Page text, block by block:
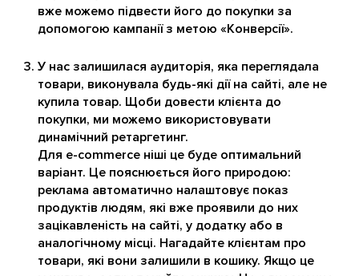
вже можемо підвести його до покупки за
допомогою кампанії з метою «Конверсії».
У нас залишилася аудиторія, яка переглядала
товари, виконувала будь-які дії на сайті, але не
купила товар. Щоби довести клієнта до
покупки, ми можемо використовувати
динамічний ретаргетинг.
Для e-commerce ніші це буде оптимальний
варіант. Це пояснюється його природою:
реклама автоматично налаштовує показ
продуктів людям, які вже проявили до них
зацікавленість на сайті, у додатку або в
аналогічному місці. Нагадайте клієнтам про
товари, які вони залишили в кошику. Якщо це